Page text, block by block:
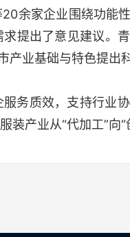
余家企业围绕功能
提出了意见建议。
产业基础与特色提出
务质效，支持行业
产业从“代加工”向“